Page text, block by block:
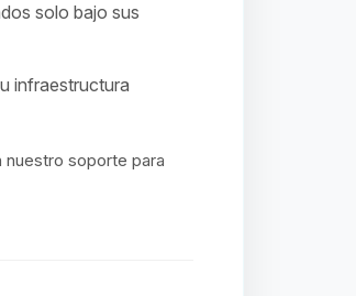
solo bajo sus
infraestructura
soporte para